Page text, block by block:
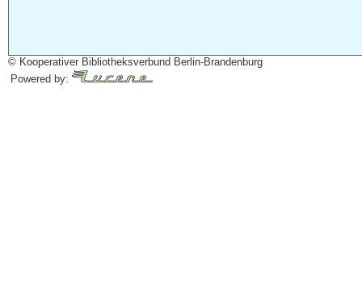
© Kooperativer Bibliotheksverbund Berlin-Brandenburg
Powered by: